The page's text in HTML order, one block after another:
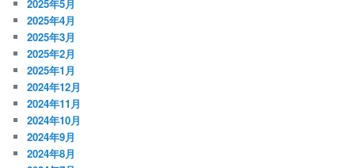
2025年5月
2025年4月
2025年3月
2025年2月
2025年1月
2024年12月
2024年11月
2024年10月
2024年9月
2024年8月